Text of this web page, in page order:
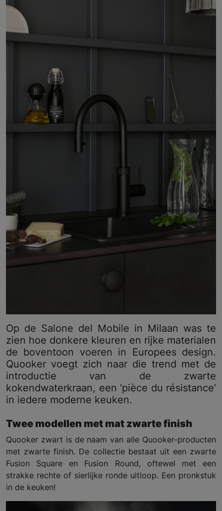
Op de Salone del Mobile in Milaan was te
zien hoe donkere kleuren en rijke materialen
de boventoon voeren in Europees design.
Quooker voegt zich naar die trend met de
introductie van de zwarte
kokendwaterkraan, een ‘pièce du résistance’
in iedere moderne keuken.
Twee modellen met mat zwarte finish
Quooker zwart is de naam van alle Quooker-producten
met zwarte finish. De collectie bestaat uit een zwarte
Fusion Square en Fusion Round, oftewel met een
strakke rechte of sierlijke ronde uitloop. Een pronkstuk
in de keuken!